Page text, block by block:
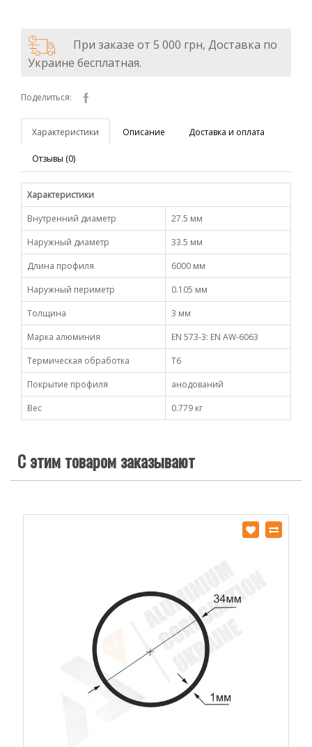
При заказе от 5 000 грн, Доставка по
Украине бесплатная.
Поделиться:
Характеристики Описание Доставка и оплата
Отзывы (0)
Характеристики
Внутренний диаметр
27.5 мм
Наружный диаметр
33.5 мм
Длина профиля
6000 мм
Наружный периметр
0.105 мм
Толщина
3 мм
Марка алюминия
EN 573-3: EN AW-6063
Термическая обработка
Т6
Покрытие профиля
анодований
Вес
0.779 кг
С этим товаром заказывают